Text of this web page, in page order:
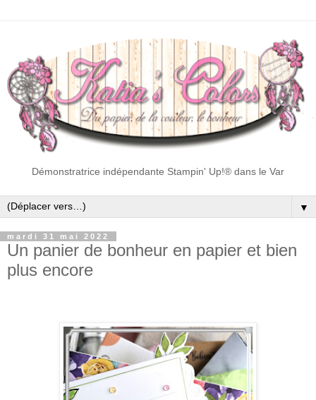
Démonstratrice indépendante Stampin' Up!® dans le Var
▼
mardi 31 mai 2022
Un panier de bonheur en papier et bien
plus encore